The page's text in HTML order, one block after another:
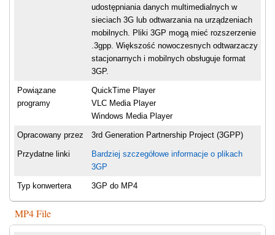
udostępniania danych multimedialnych w
sieciach 3G lub odtwarzania na urządzeniach
mobilnych. Pliki 3GP mogą mieć rozszerzenie
.3gpp. Większość nowoczesnych odtwarzaczy
stacjonarnych i mobilnych obsługuje format
3GP.
Powiązane
programy
QuickTime Player
VLC Media Player
Windows Media Player
Opracowany przez 3rd Generation Partnership Project (3GPP)
Przydatne linki
Bardziej szczegółowe informacje o plikach
3GP
Typ konwertera 3GP do MP4
MP4 File